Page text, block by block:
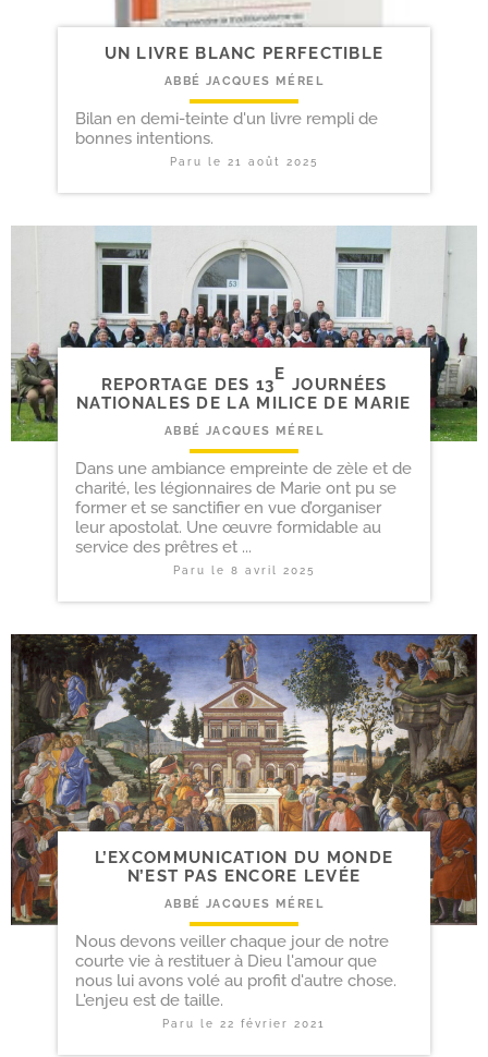
UN LIVRE BLANC PERFECTIBLE
ABBÉ JACQUES MÉREL
Bilan en demi-teinte d'un livre rempli de
bonnes intentions.
Paru le 21 août 2025
REPORTAGE DES 13
E
JOURNÉES
NATIONALES DE LA MILICE DE MARIE
ABBÉ JACQUES MÉREL
Dans une ambiance empreinte de zèle et de
charité, les légionnaires de Marie ont pu se
former et se sanctifier en vue d’organiser
leur apostolat. Une œuvre formidable au
service des prêtres et ...
Paru le 8 avril 2025
L’EXCOMMUNICATION DU MONDE
N’EST PAS ENCORE LEVÉE
ABBÉ JACQUES MÉREL
Nous devons veiller chaque jour de notre
courte vie à restituer à Dieu l'amour que
nous lui avons volé au profit d'autre chose.
L'enjeu est de taille.
Paru le 22 février 2021